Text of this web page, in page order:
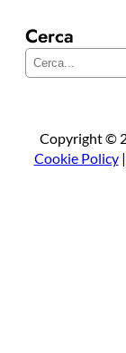
Cerca
Copyright ©
Cookie Policy|